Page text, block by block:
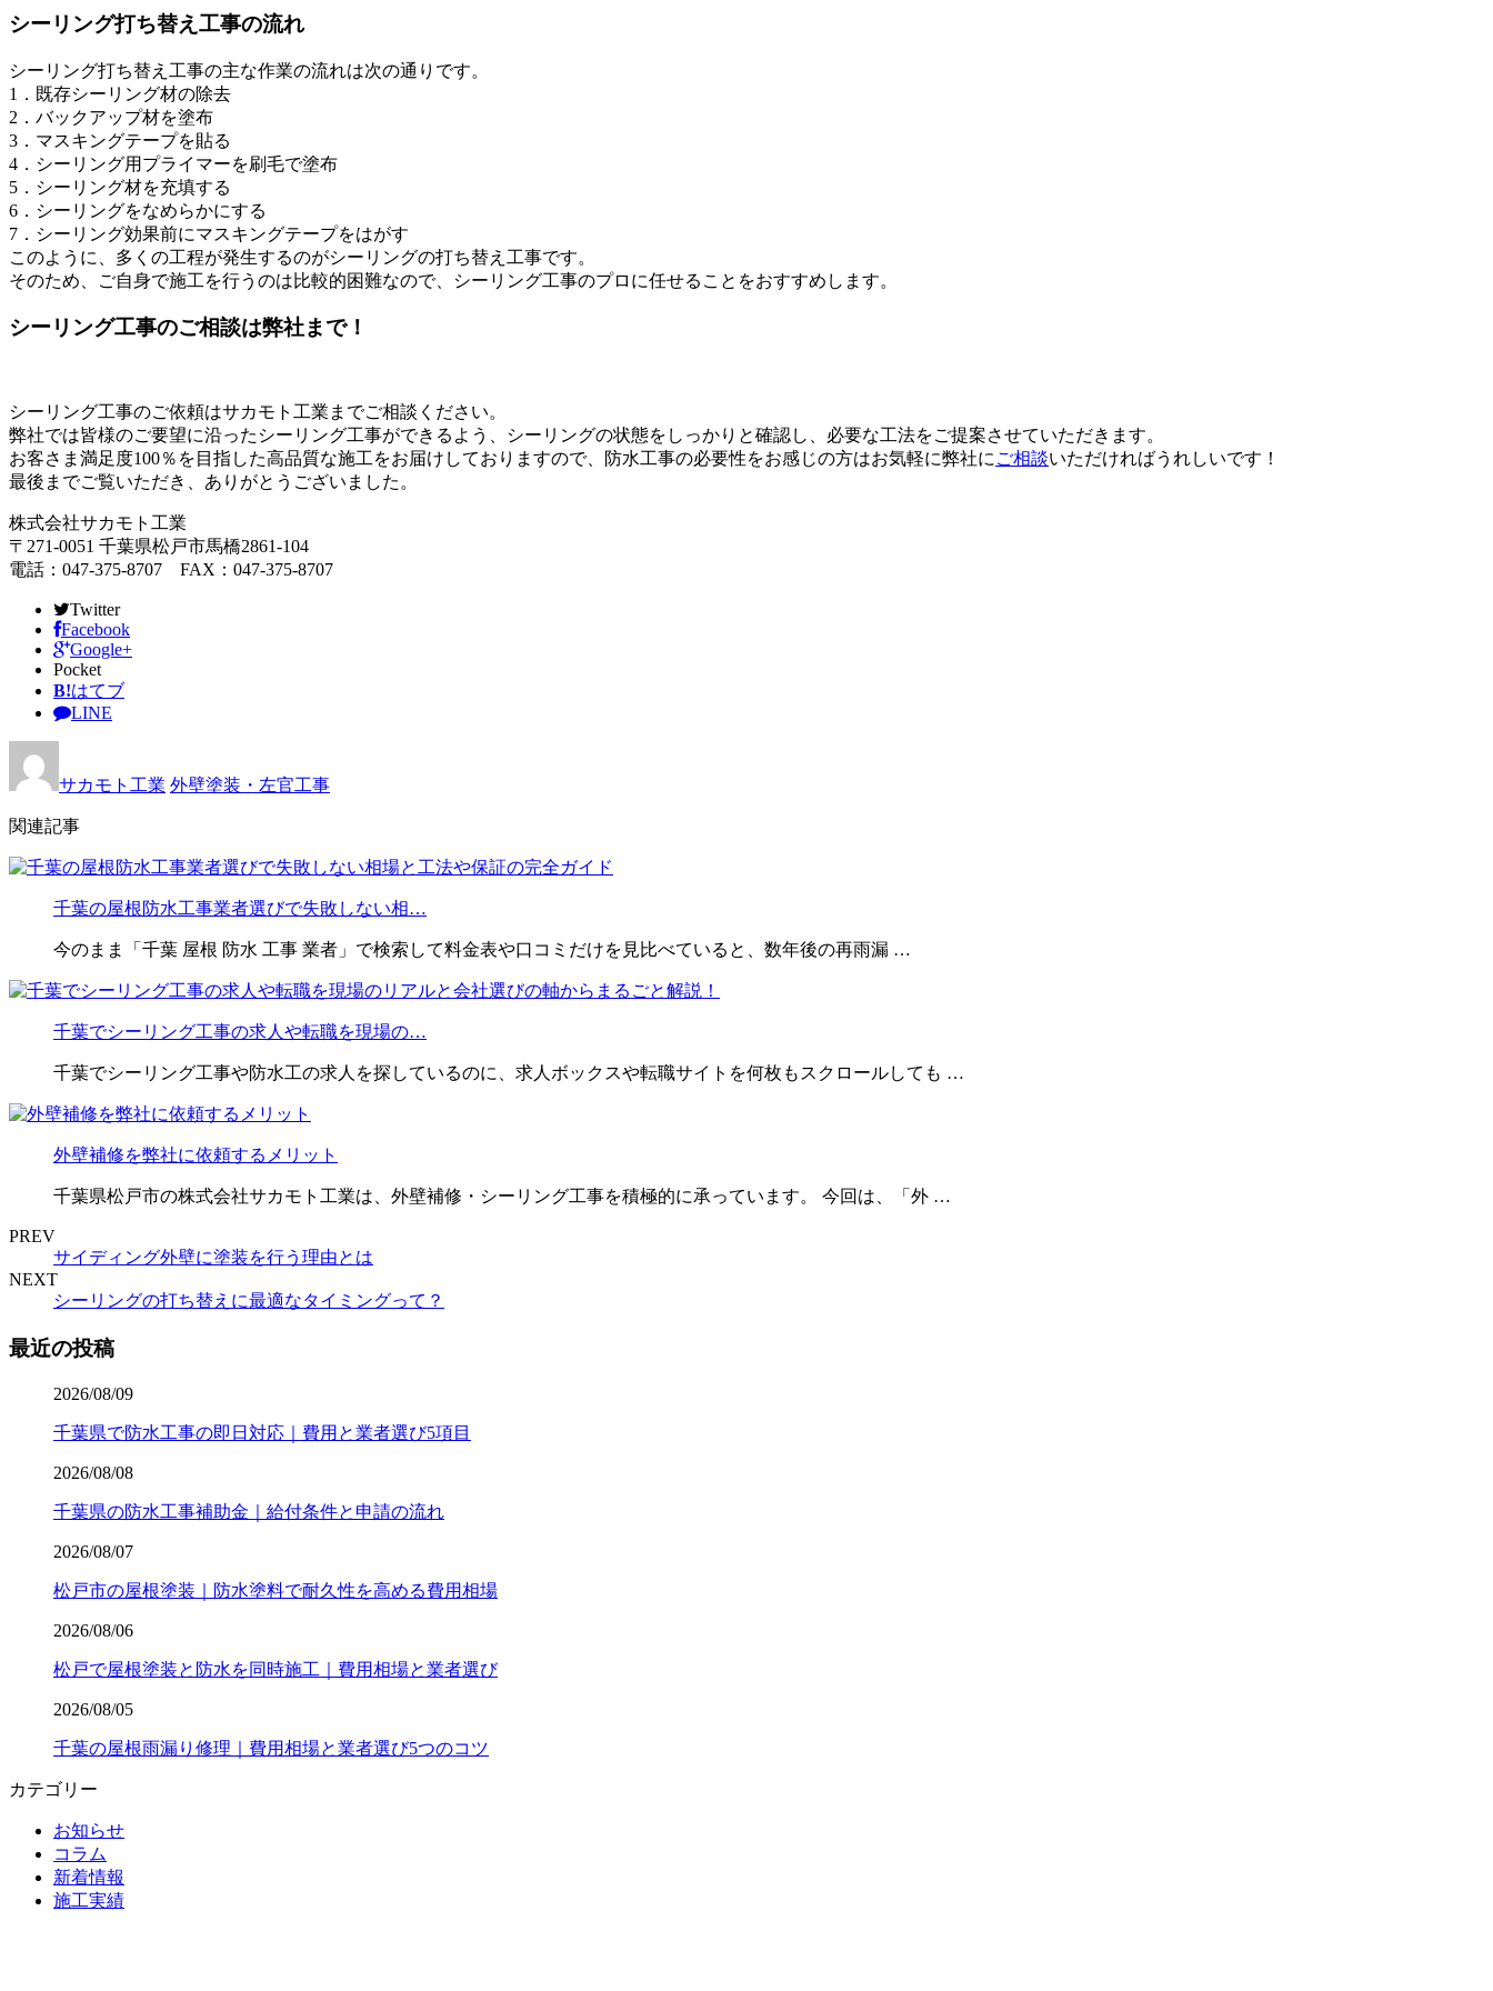
シーリング打ち替え工事の流れ
シーリング打ち替え工事の主な作業の流れは次の通りです。
1．既存シーリング材の除去
2．バックアップ材を塗布
3．マスキングテープを貼る
4．シーリング用プライマーを刷毛で塗布
5．シーリング材を充填する
6．シーリングをなめらかにする
7．シーリング効果前にマスキングテープをはがす
このように、多くの工程が発生するのがシーリングの打ち替え工事です。
そのため、ご自身で施工を行うのは比較的困難なので、シーリング工事のプロに任せることをおすすめします。
シーリング工事のご相談は弊社まで！
シーリング工事のご依頼はサカモト工業までご相談ください。
弊社では皆様のご要望に沿ったシーリング工事ができるよう、シーリングの状態をしっかりと確認し、必要な工法をご提案させていただきます。
お客さま満足度100％を目指した高品質な施工をお届けしておりますので、防水工事の必要性をお感じの方はお気軽に弊社に ご相談いただければうれしいです！
最後までご覧いただき、ありがとうございました。
株式会社サカモト工業
〒271-0051 千葉県松戸市馬橋2861-104
電話：047-375-8707 FAX：047-375-8707
Twitter
Facebook
Google+
Pocket
B!はてブ
LINE
サカモト工業 外壁塗装・左官工事
関連記事
千葉の屋根防水工事業者選びで失敗しない相…
今のまま「千葉 屋根 防水 工事 業者」で検索して料金表や口コミだけを見比べていると、数年後の再雨漏 …
千葉でシーリング工事の求人や転職を現場の…
千葉でシーリング工事や防水工の求人を探しているのに、求人ボックスや転職サイトを何枚もスクロールしても …
外壁補修を弊社に依頼するメリット
千葉県松戸市の株式会社サカモト工業は、外壁補修・シーリング工事を積極的に承っています。 今回は、「外 …
PREV
サイディング外壁に塗装を行う理由とは
NEXT
シーリングの打ち替えに最適なタイミングって？
最近の投稿
2026/08/09
千葉県で防水工事の即日対応｜費用と業者選び5項目
2026/08/08
千葉県の防水工事補助金｜給付条件と申請の流れ
2026/08/07
松戸市の屋根塗装｜防水塗料で耐久性を高める費用相場
2026/08/06
松戸で屋根塗装と防水を同時施工｜費用相場と業者選び
2026/08/05
千葉の屋根雨漏り修理｜費用相場と業者選び5つのコツ
カテゴリー
お知らせ
コラム
新着情報
施工実績